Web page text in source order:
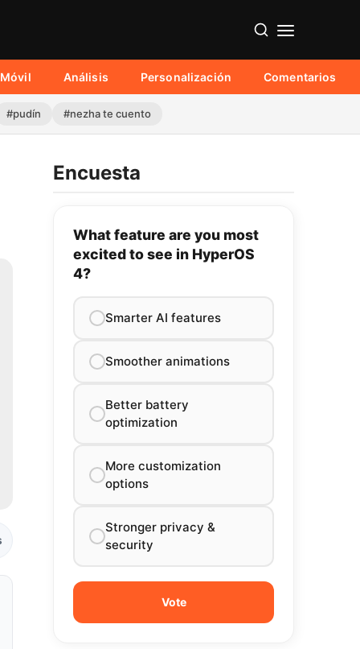
Móvil Análisis Personalización Comentarios
#pudín #nezha te cuento
Encuesta
What feature are you most
excited to see in HyperOS
4?
Smarter AI features
Smoother animations
Better battery
optimization
More customization
options
Stronger privacy &
security